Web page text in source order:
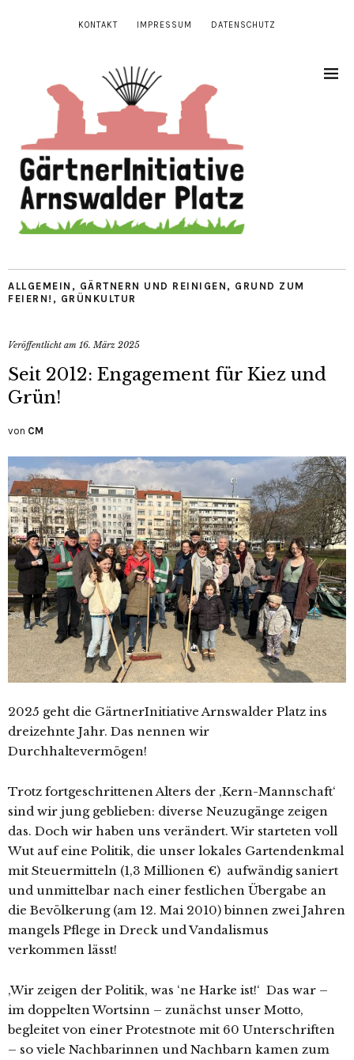
KONTAKT IMPRESSUM DATENSCHUTZ
ALLGEMEIN , GÄRTNERN UND REINIGEN , GRUND ZUM
FEIERN! , GRÜNKULTUR
Veröffentlicht am 16. März 2025
Seit 2012: Engagement für Kiez und
Grün!
von CM
2025 geht die GärtnerInitiative Arnswalder Platz ins
dreizehnte Jahr. Das nennen wir
Durchhaltevermögen!
Trotz fortgeschrittenen Alters der ‚Kern-Mannschaft‘
sind wir jung geblieben: diverse Neuzugänge zeigen
das. Doch wir haben uns verändert. Wir starteten voll
Wut auf eine Politik, die unser lokales Gartendenkmal
mit Steuermitteln (1,3 Millionen €) aufwändig saniert
und unmittelbar nach einer festlichen Übergabe an
die Bevölkerung (am 12. Mai 2010) binnen zwei Jahren
mangels Pflege in Dreck und Vandalismus
verkommen lässt!
‚Wir zeigen der Politik, was ‘ne Harke ist!‘ Das war –
im doppelten Wortsinn – zunächst unser Motto,
begleitet von einer Protestnote mit 60 Unterschriften
– so viele Nachbarinnen und Nachbarn kamen zum